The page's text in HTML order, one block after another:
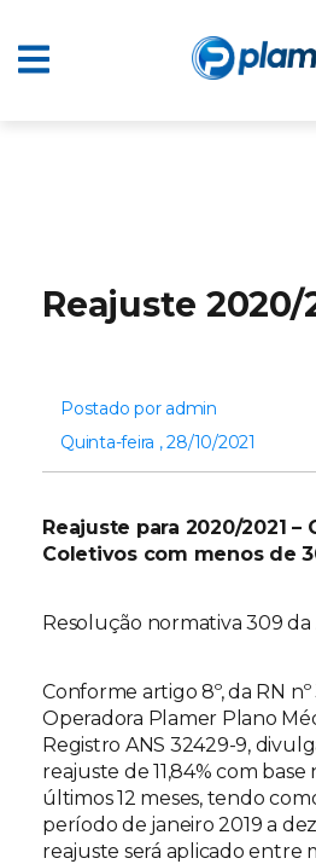
Reajuste 2020/
Postado por admin
Quinta-feira , 28/10/2021
Reajuste para 2020/2021 –
Coletivos com menos de
Resolução normativa 309 da
Conforme artigo 8º, da RN nº
Operadora Plamer Plano
Registro ANS 32429-9,
reajuste de 11,84% com
últimos 12 meses, tendo
período de janeiro 2019 a
reajuste será aplicado entre